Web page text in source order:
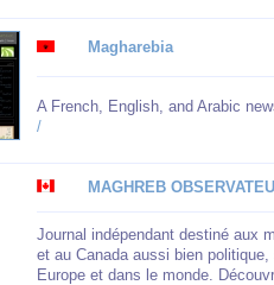
Magharebia
A French, English, and Arabic
/
MAGHREB
Journal indépendant destiné aux
et au Canada aussi bien
Europe et dans le monde.